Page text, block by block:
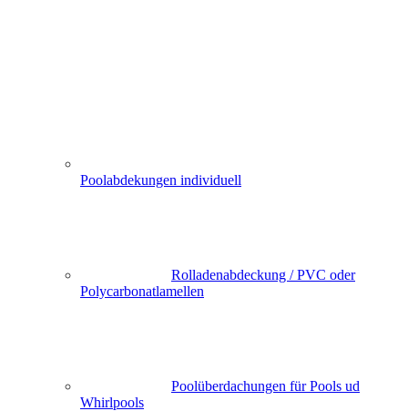
Poolabdekungen individuell
Rolladenabdeckung / PVC oder
Polycarbonatlamellen
Poolüberdachungen für Pools ud
Whirlpools